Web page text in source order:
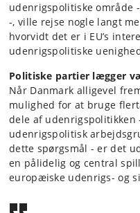
udenrigspolitiske område
-, ville rejse nogle langt
hvorvidt det er i EU’s
udenrigspolitiske
Politiske partier lægger
Når Danmark alligevel
mulighed for at bruge
dele af udenrigspolitikken
udenrigspolitisk
dette spørgsmål - er det
en pålidelig og central
europæiske udenrigs- og